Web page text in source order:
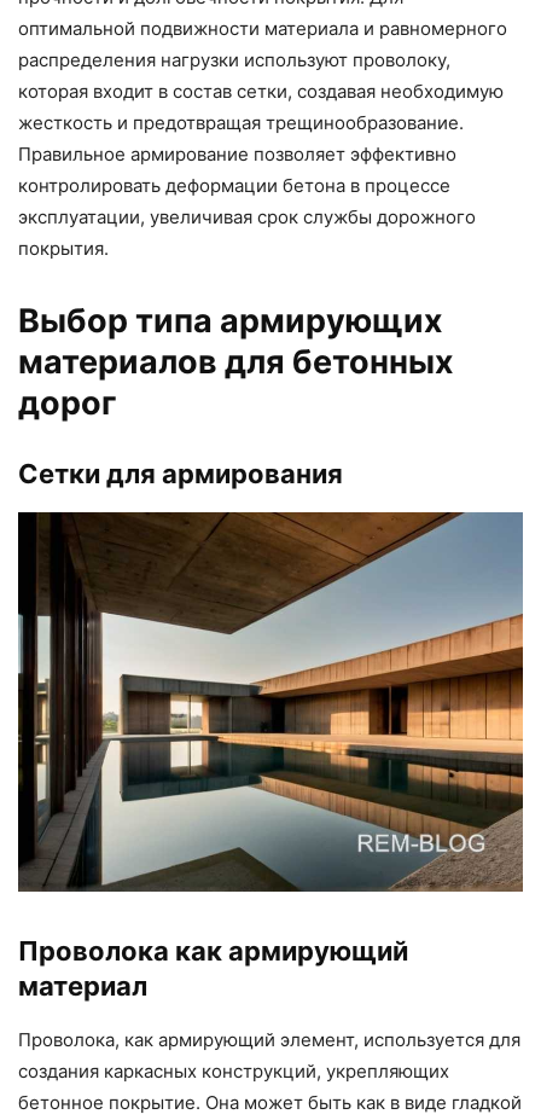
оптимальной подвижности материала и равномерного
распределения нагрузки используют проволоку,
которая входит в состав сетки, создавая необходимую
жесткость и предотвращая трещинообразование.
Правильное армирование позволяет эффективно
контролировать деформации бетона в процессе
эксплуатации, увеличивая срок службы дорожного
покрытия.
Выбор типа армирующих
материалов для бетонных
дорог
Сетки для армирования
Проволока как армирующий
материал
Проволока, как армирующий элемент, используется для
создания каркасных конструкций, укрепляющих
бетонное покрытие. Она может быть как в виде гладкой